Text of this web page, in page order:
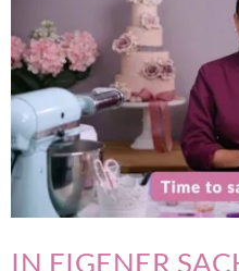
IN EIGENER